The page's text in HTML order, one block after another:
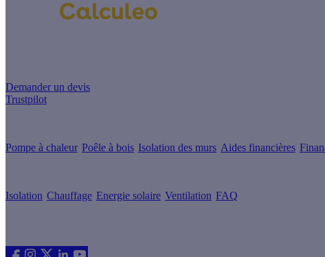
Demander un devis
Trustpilot
Pompe à chaleur Poêle à bois Isolation des murs Aides financières
Isolation Chauffage Energie solaire Ventilation FAQ